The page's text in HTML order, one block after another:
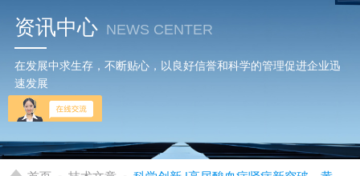
资讯中心 NEWS CENTER
在发展中求生存，不断贴心，以良好信誉和科学的管理促进企业迅
速发展